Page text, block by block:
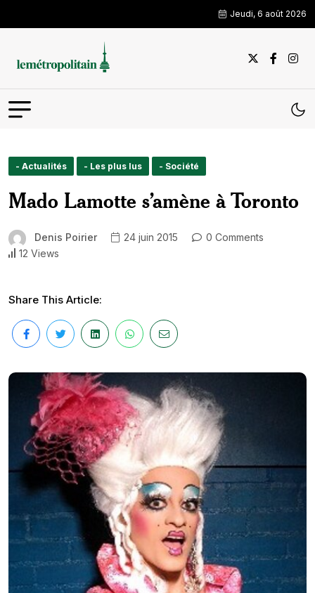
Jeudi, 6 août 2026
- Actualités - Les plus lus - Société
Mado Lamotte s’amène à Toronto
Denis Poirier 24 juin 2015
0 Comments
12 Views
Share This Article: